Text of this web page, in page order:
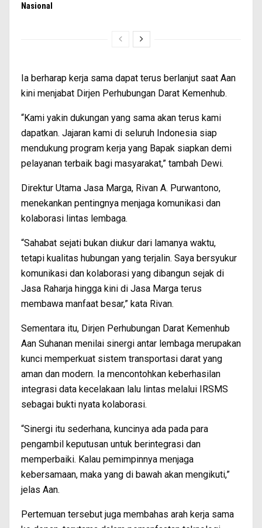
Nasional
Ia berharap kerja sama dapat terus berlanjut saat Aan
kini menjabat Dirjen Perhubungan Darat Kemenhub.
“Kami yakin dukungan yang sama akan terus kami
dapatkan. Jajaran kami di seluruh Indonesia siap
mendukung program kerja yang Bapak siapkan demi
pelayanan terbaik bagi masyarakat,” tambah Dewi.
Direktur Utama Jasa Marga, Rivan A. Purwantono,
menekankan pentingnya menjaga komunikasi dan
kolaborasi lintas lembaga.
“Sahabat sejati bukan diukur dari lamanya waktu,
tetapi kualitas hubungan yang terjalin. Saya bersyukur
komunikasi dan kolaborasi yang dibangun sejak di
Jasa Raharja hingga kini di Jasa Marga terus
membawa manfaat besar,” kata Rivan.
Sementara itu, Dirjen Perhubungan Darat Kemenhub
Aan Suhanan menilai sinergi antar lembaga merupakan
kunci memperkuat sistem transportasi darat yang
aman dan modern. Ia mencontohkan keberhasilan
integrasi data kecelakaan lalu lintas melalui IRSMS
sebagai bukti nyata kolaborasi.
“Sinergi itu sederhana, kuncinya ada pada para
pengambil keputusan untuk berintegrasi dan
memperbaiki. Kalau pemimpinnya menjaga
kebersamaan, maka yang di bawah akan mengikuti,”
jelas Aan.
Pertemuan tersebut juga membahas arah kerja sama